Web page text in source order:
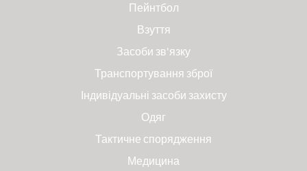
Пейнтбол
Взуття
Засоби зв'язку
Транспортування зброї
Індивідуальні засоби захисту
Одяг
Тактичне спорядження
Медицина